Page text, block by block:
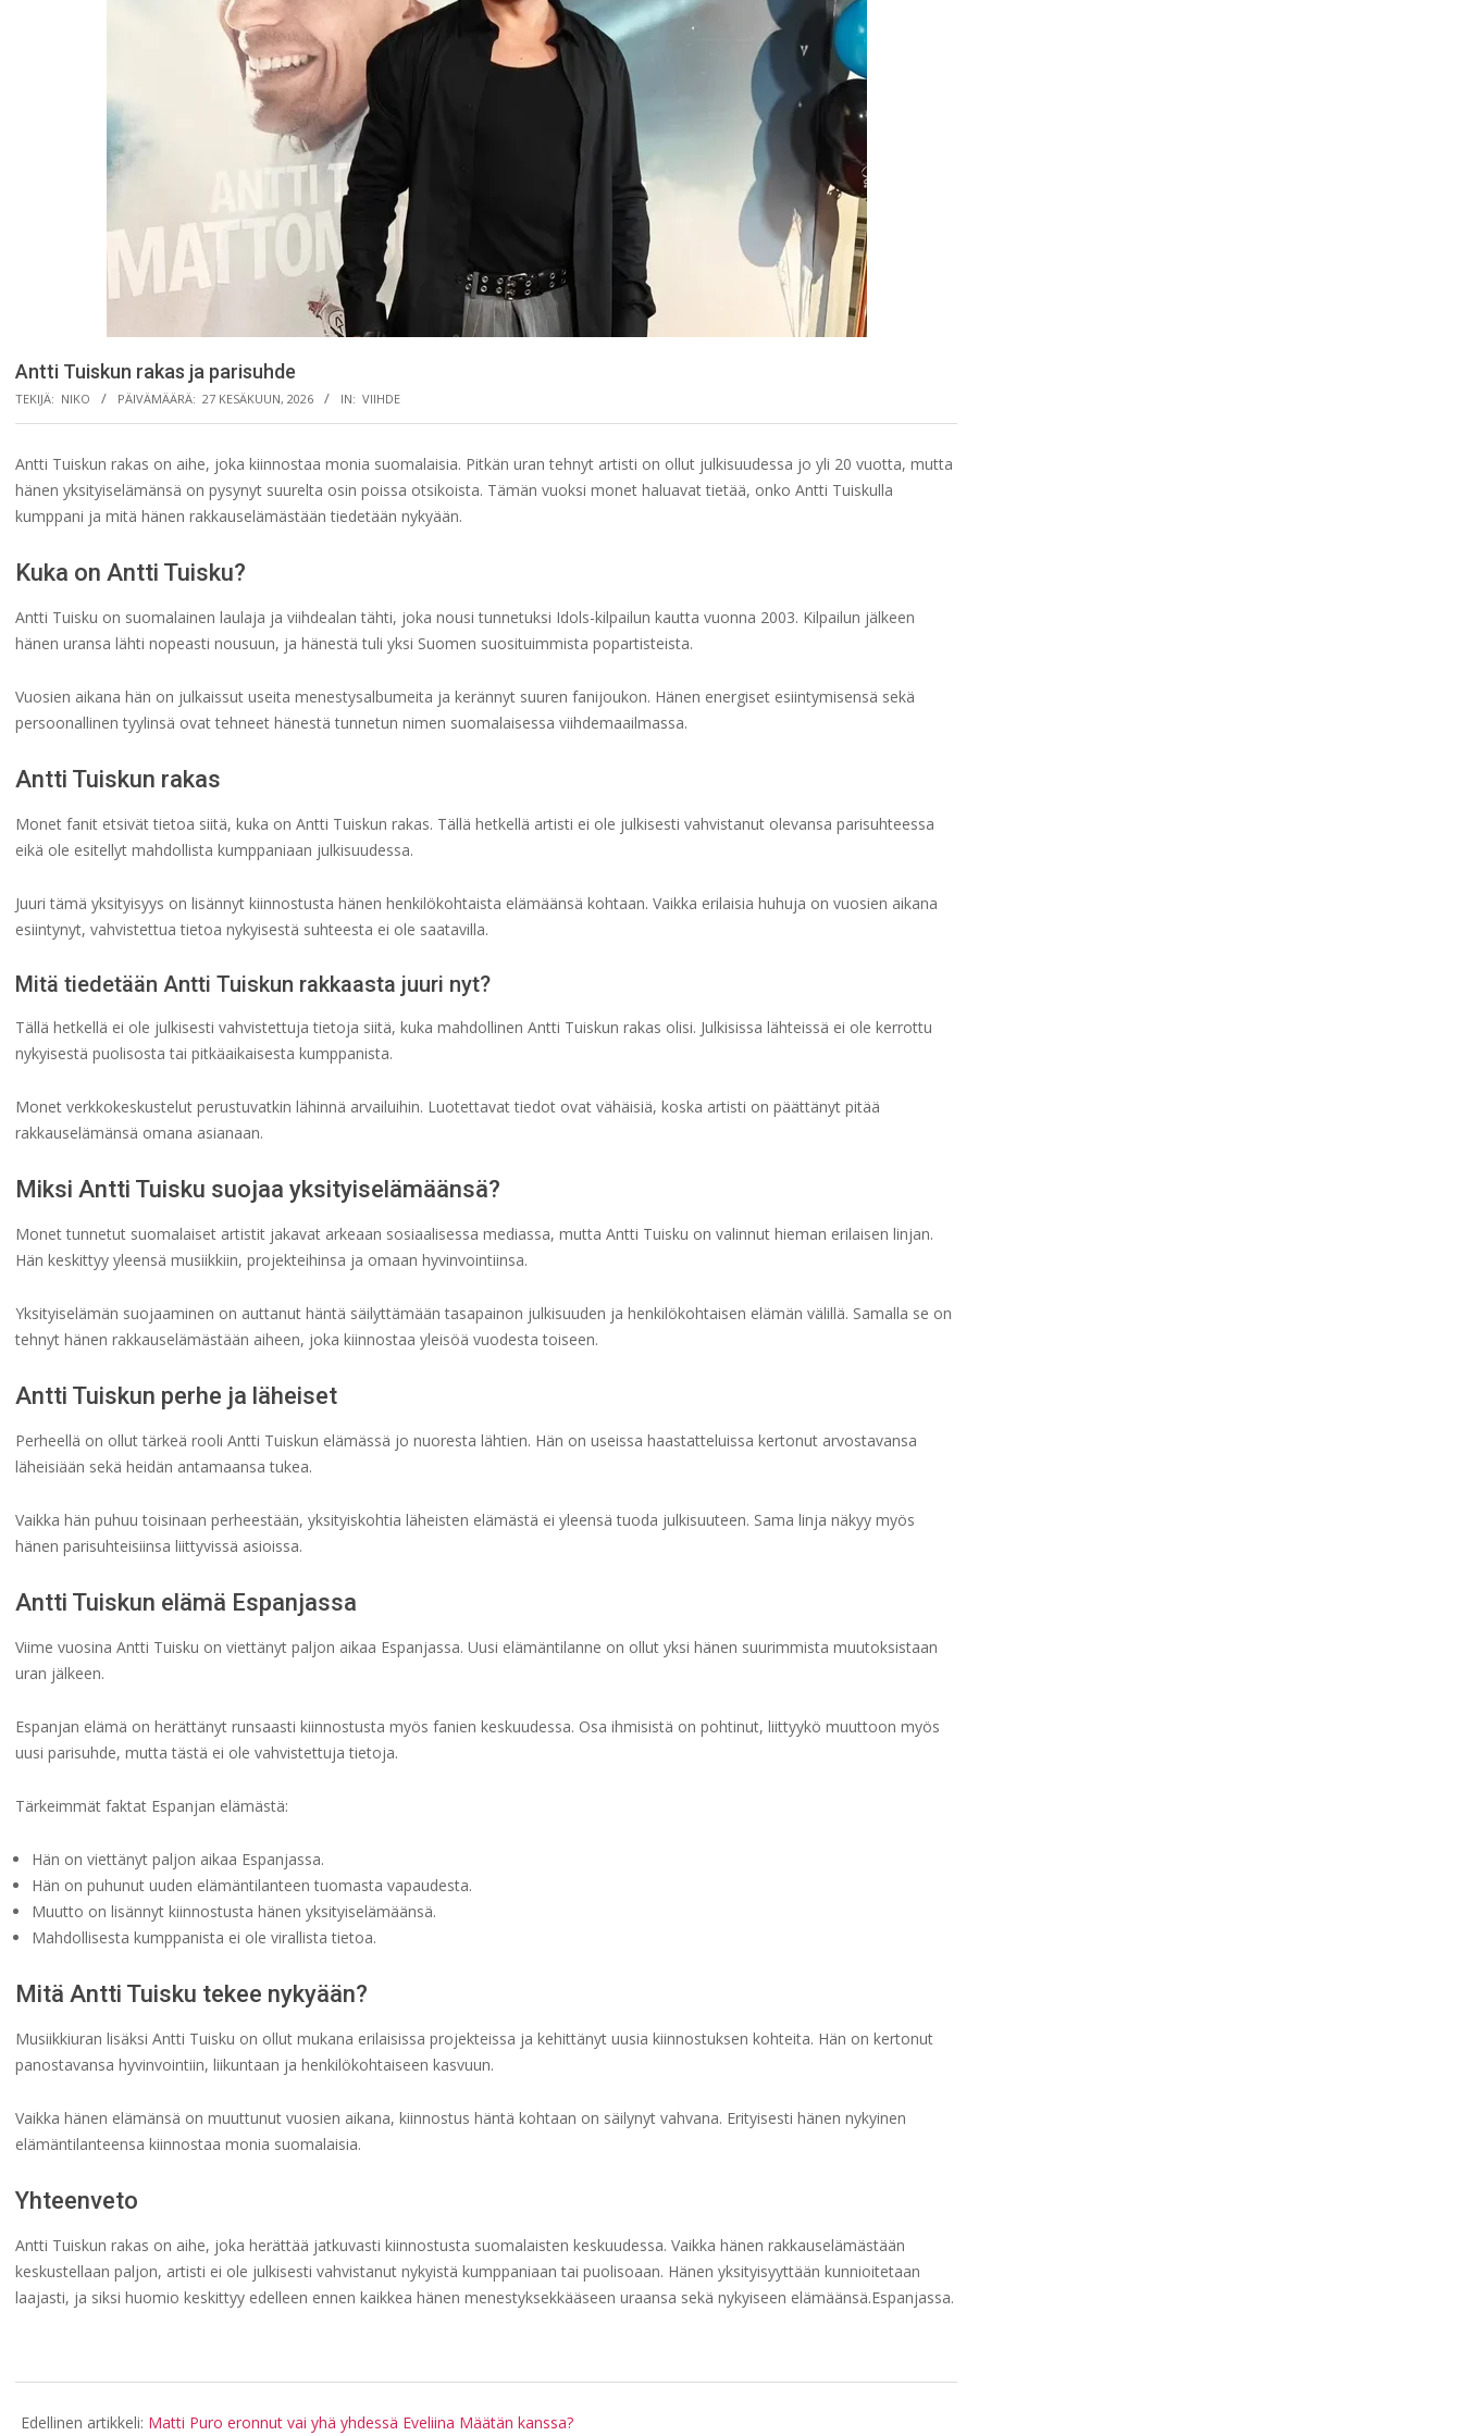
Antti Tuiskun rakas ja parisuhde
TEKIJÄ: NIKO PÄIVÄMÄÄRÄ: 27 KESÄKUUN, 2026 IN: VIIHDE
Antti Tuiskun rakas on aihe, joka kiinnostaa monia suomalaisia. Pitkän uran tehnyt artisti on ollut julkisuudessa jo yli 20 vuotta, mutta
hänen yksityiselämänsä on pysynyt suurelta osin poissa otsikoista. Tämän vuoksi monet haluavat tietää, onko Antti Tuiskulla
kumppani ja mitä hänen rakkauselämästään tiedetään nykyään.
Kuka on Antti Tuisku?
Antti Tuisku on suomalainen laulaja ja viihdealan tähti, joka nousi tunnetuksi Idols-kilpailun kautta vuonna 2003. Kilpailun jälkeen
hänen uransa lähti nopeasti nousuun, ja hänestä tuli yksi Suomen suosituimmista popartisteista.
Vuosien aikana hän on julkaissut useita menestysalbumeita ja kerännyt suuren fanijoukon. Hänen energiset esiintymisensä sekä
persoonallinen tyylinsä ovat tehneet hänestä tunnetun nimen suomalaisessa viihdemaailmassa.
Antti Tuiskun rakas
Monet fanit etsivät tietoa siitä, kuka on Antti Tuiskun rakas. Tällä hetkellä artisti ei ole julkisesti vahvistanut olevansa parisuhteessa
eikä ole esitellyt mahdollista kumppaniaan julkisuudessa.
Juuri tämä yksityisyys on lisännyt kiinnostusta hänen henkilökohtaista elämäänsä kohtaan. Vaikka erilaisia huhuja on vuosien aikana
esiintynyt, vahvistettua tietoa nykyisestä suhteesta ei ole saatavilla.
Mitä tiedetään Antti Tuiskun rakkaasta juuri nyt?
Tällä hetkellä ei ole julkisesti vahvistettuja tietoja siitä, kuka mahdollinen Antti Tuiskun rakas olisi. Julkisissa lähteissä ei ole kerrottu
nykyisestä puolisosta tai pitkäaikaisesta kumppanista.
Monet verkkokeskustelut perustuvatkin lähinnä arvailuihin. Luotettavat tiedot ovat vähäisiä, koska artisti on päättänyt pitää
rakkauselämänsä omana asianaan.
Miksi Antti Tuisku suojaa yksityiselämäänsä?
Monet tunnetut suomalaiset artistit jakavat arkeaan sosiaalisessa mediassa, mutta Antti Tuisku on valinnut hieman erilaisen linjan.
Hän keskittyy yleensä musiikkiin, projekteihinsa ja omaan hyvinvointiinsa.
Yksityiselämän suojaaminen on auttanut häntä säilyttämään tasapainon julkisuuden ja henkilökohtaisen elämän välillä. Samalla se on
tehnyt hänen rakkauselämästään aiheen, joka kiinnostaa yleisöä vuodesta toiseen.
Antti Tuiskun perhe ja läheiset
Perheellä on ollut tärkeä rooli Antti Tuiskun elämässä jo nuoresta lähtien. Hän on useissa haastatteluissa kertonut arvostavansa
läheisiään sekä heidän antamaansa tukea.
Vaikka hän puhuu toisinaan perheestään, yksityiskohtia läheisten elämästä ei yleensä tuoda julkisuuteen. Sama linja näkyy myös
hänen parisuhteisiinsa liittyvissä asioissa.
Antti Tuiskun elämä Espanjassa
Viime vuosina Antti Tuisku on viettänyt paljon aikaa Espanjassa. Uusi elämäntilanne on ollut yksi hänen suurimmista muutoksistaan
uran jälkeen.
Espanjan elämä on herättänyt runsaasti kiinnostusta myös fanien keskuudessa. Osa ihmisistä on pohtinut, liittyykö muuttoon myös
uusi parisuhde, mutta tästä ei ole vahvistettuja tietoja.
Tärkeimmät faktat Espanjan elämästä:
Hän on viettänyt paljon aikaa Espanjassa.
Hän on puhunut uuden elämäntilanteen tuomasta vapaudesta.
Muutto on lisännyt kiinnostusta hänen yksityiselämäänsä.
Mahdollisesta kumppanista ei ole virallista tietoa.
Mitä Antti Tuisku tekee nykyään?
Musiikkiuran lisäksi Antti Tuisku on ollut mukana erilaisissa projekteissa ja kehittänyt uusia kiinnostuksen kohteita. Hän on kertonut
panostavansa hyvinvointiin, liikuntaan ja henkilökohtaiseen kasvuun.
Vaikka hänen elämänsä on muuttunut vuosien aikana, kiinnostus häntä kohtaan on säilynyt vahvana. Erityisesti hänen nykyinen
elämäntilanteensa kiinnostaa monia suomalaisia.
Yhteenveto
Antti Tuiskun rakas on aihe, joka herättää jatkuvasti kiinnostusta suomalaisten keskuudessa. Vaikka hänen rakkauselämästään
keskustellaan paljon, artisti ei ole julkisesti vahvistanut nykyistä kumppaniaan tai puolisoaan. Hänen yksityisyyttään kunnioitetaan
laajasti, ja siksi huomio keskittyy edelleen ennen kaikkea hänen menestyksekkääseen uraansa sekä nykyiseen elämäänsä.Espanjassa.
06-
Edellinen artikkeli: Matti Puro eronnut vai yhä yhdessä Eveliina Määtän kanssa?